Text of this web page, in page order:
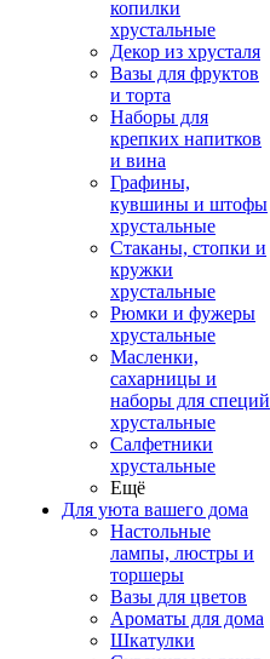
копилки
хрустальные
Декор из хрусталя
Вазы для фруктов
и торта
Наборы для
крепких напитков
и вина
Графины,
кувшины и штофы
хрустальные
Стаканы, стопки и
кружки
хрустальные
Рюмки и фужеры
хрустальные
Масленки,
сахарницы и
наборы для специй
хрустальные
Салфетники
хрустальные
Ещё
Для уюта вашего дома
Настольные
лампы, люстры и
торшеры
Вазы для цветов
Ароматы для дома
Шкатулки